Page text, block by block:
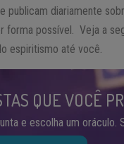
diariamente
forma possível. Veja a
espiritismo até você.
QUE VOCÊ
e escolha um oráculo.